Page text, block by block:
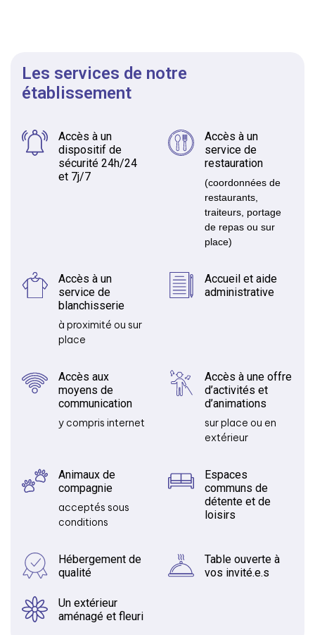
Les services de notre
établissement
Accès à un
dispositif de
sécurité 24h/24
et 7j/7
Accès à un
service de
restauration
(coordonnées de
restaurants,
traiteurs, portage
de repas ou sur
place)
Accès à un
service de
blanchisserie
à proximité ou sur
place
Accueil et aide
administrative
Accès aux
moyens de
communication
y compris internet
Accès à une offre
d’activités et
d’animations
sur place ou en
extérieur
Animaux de
compagnie
acceptés sous
conditions
Espaces
communs de
détente et de
loisirs
Hébergement de
qualité
Table ouverte à
vos invité.e.s
Un extérieur
aménagé et fleuri